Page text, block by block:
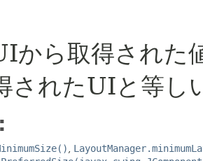
から取得された
されたUIと等し